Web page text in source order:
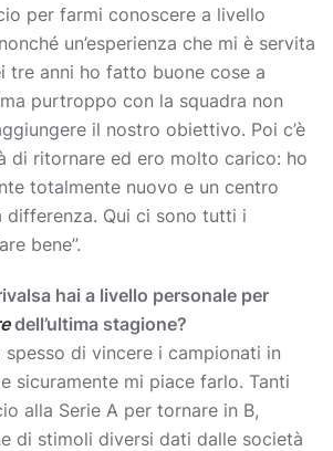
per farmi conoscere a livello
un’esperienza che mi è servita
tre anni ho fatto buone cose a
purtroppo con la squadra non
il nostro obiettivo. Poi c’è
di ritornare ed ero molto carico: ho
totalmente nuovo e un centro
Qui ci sono tutti i
bene”.
hai a livello personale per
dell’ultima stagione?
spesso di vincere i campionati in
sicuramente mi piace farlo. Tanti
alla Serie A per tornare in B,
di stimoli diversi dati dalle società